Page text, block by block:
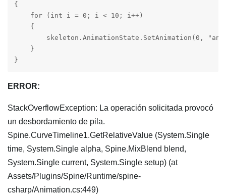
{
    for (int i = 0; i < 10; i++)
    {
skeleton.AnimationState.SetAnimation(0,
    }
}
ERROR:
StackOverflowException: La operación solicitada provocó
un desbordamiento de pila.
Spine.CurveTimeline1.GetRelativeValue (System.Single
time, System.Single alpha, Spine.MixBlend blend,
System.Single current, System.Single setup) (at
Assets/Plugins/Spine/Runtime/spine-
csharp/Animation.cs:449)